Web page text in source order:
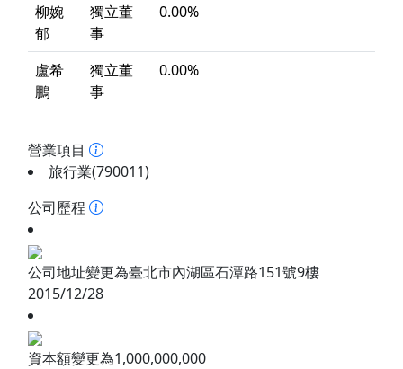
柳婉
郁
獨立董
事
0.00%
盧希
鵬
獨立董
事
0.00%
營業項目
旅行業(790011)
公司歷程
公司地址變更為臺北市內湖區石潭路151號9樓
2015/12/28
資本額變更為1,000,000,000